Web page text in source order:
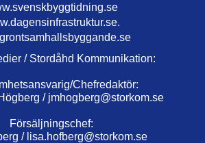
/ Stordåhd Kommunikation:
Chefredaktör:
/ jmhogberg@storkom.se
Försäljningschef:
/ lisa.hofberg@storkom.se